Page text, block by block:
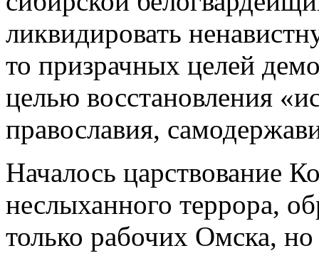
ликвидировать
то призрачных целей
целью восстановления
православия,
Началось царствование
неслыханного террора,
только рабочих Омска,